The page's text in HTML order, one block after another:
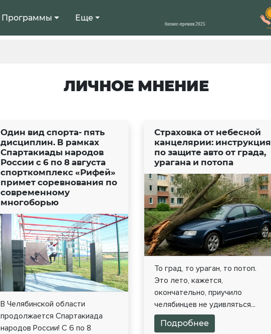
Программы Еще
ЛИЧНОЕ МНЕНИЕ
Один вид спорта- пять
дисциплин. В рамках
Спартакиады народов
России с 6 по 8 августа
спорткомплекс «Рифей»
примет соревнования по
современному
многоборью
В Челябинской области
продолжается Спартакиада
народов России! С 6 по 8
Страховка от небесной
канцелярии: инструкция
по защите авто от града,
урагана и потопа
То град, то ураган, то потоп.
Это лето, кажется,
окончательно, приучило
челябинцев не удивляться...
Подробнее